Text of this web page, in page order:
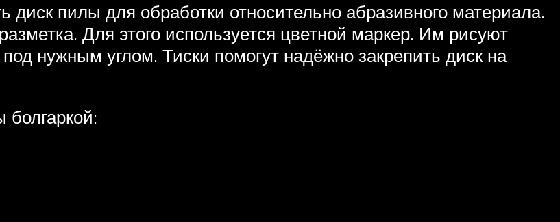
пилы для обработки относительно абразивного материала.
Для этого используется цветной маркер. Им рисуют
нужным углом. Тиски помогут надёжно закрепить диск на
болгаркой: